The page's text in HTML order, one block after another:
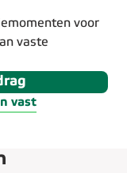
voor
vaste
vast